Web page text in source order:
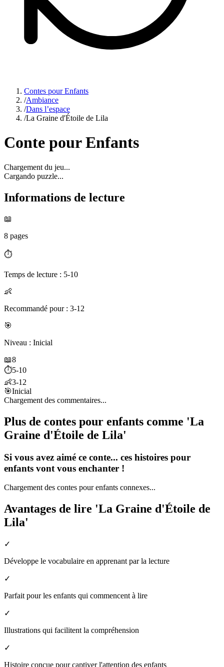
Contes pour Enfants
/Ambiance
/Dans l’espace
/La Graine d'Étoile de Lila
Conte pour Enfants
Chargement du jeu...
Cargando puzzle...
Informations de lecture
📖
8 pages
⏱️
Temps de lecture : 5-10
👶
Recommandé pour : 3-12
🎯
Niveau : Inicial
📖8
⏱️5-10
👶3-12
🎯Inicial
Chargement des commentaires...
Plus de contes pour enfants comme 'La
Graine d'Étoile de Lila'
Si vous avez aimé ce conte... ces histoires pour
enfants vont vous enchanter !
Chargement des contes pour enfants connexes...
Avantages de lire 'La Graine d'Étoile de
Lila'
✓
Développe le vocabulaire en apprenant par la lecture
✓
Parfait pour les enfants qui commencent à lire
✓
Illustrations qui facilitent la compréhension
✓
Histoire conçue pour captiver l'attention des enfants